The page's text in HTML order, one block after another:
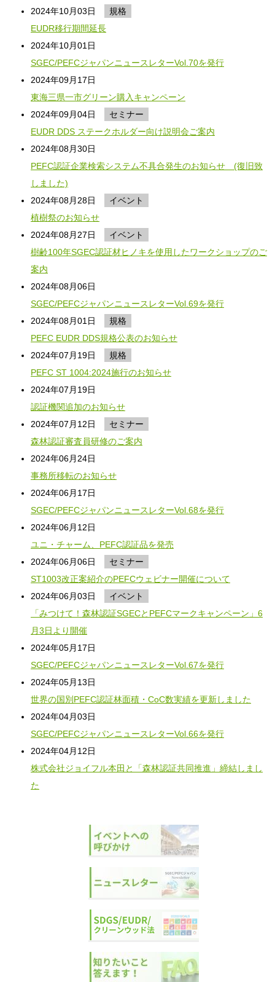
2024年10月03日
規格
EUDR移行期間延長
2024年10月01日
SGEC/PEFCジャパンニュースレターVol.70を発行
2024年09月17日
東海三県一市グリーン購入キャンペーン
2024年09月04日
セミナー
EUDR DDS ステークホルダー向け説明会ご案内
2024年08月30日
PEFC認証企業検索システム不具合発生のお知らせ (復旧致
しました)
2024年08月28日
イベント
植樹祭のお知らせ
2024年08月27日
イベント
樹齢100年SGEC認証材ヒノキを使用したワークショップのご
案内
2024年08月06日
SGEC/PEFCジャパンニュースレターVol.69を発行
2024年08月01日
規格
PEFC EUDR DDS規格公表のお知らせ
2024年07月19日
規格
PEFC ST 1004:2024施行のお知らせ
2024年07月19日
認証機関追加のお知らせ
2024年07月12日
セミナー
森林認証審査員研修のご案内
2024年06月24日
事務所移転のお知らせ
2024年06月17日
SGEC/PEFCジャパンニュースレターVol.68を発行
2024年06月12日
ユニ・チャーム、PEFC認証品を発売
2024年06月06日
セミナー
ST1003改正案紹介のPEFCウェビナー開催について
2024年06月03日
イベント
「みつけて！森林認証SGECとPEFCマークキャンペーン」6
月3日より開催
2024年05月17日
SGEC/PEFCジャパンニュースレターVol.67を発行
2024年05月13日
世界の国別PEFC認証林面積・CoC数実績を更新しました
2024年04月03日
SGEC/PEFCジャパンニュースレターVol.66を発行
2024年04月12日
株式会社ジョイフル本田と「森林認証共同推進」締結しまし
た